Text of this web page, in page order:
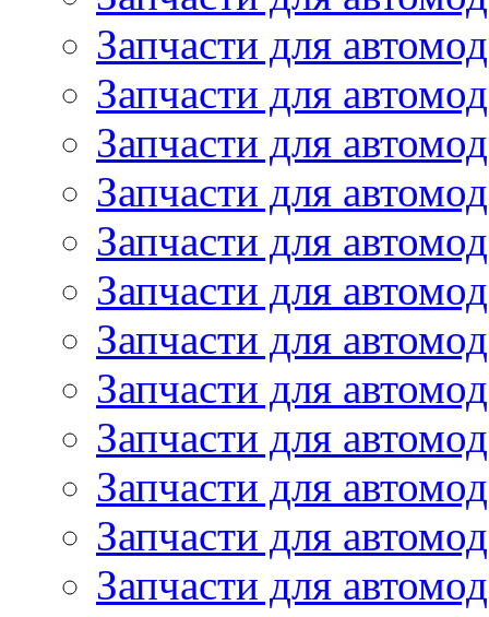
Запчасти для
Запчасти для
Запчасти для
Запчасти для
Запчасти для
Запчасти для
Запчасти для
Запчасти для
Запчасти для
Запчасти для
Запчасти для
Запчасти для